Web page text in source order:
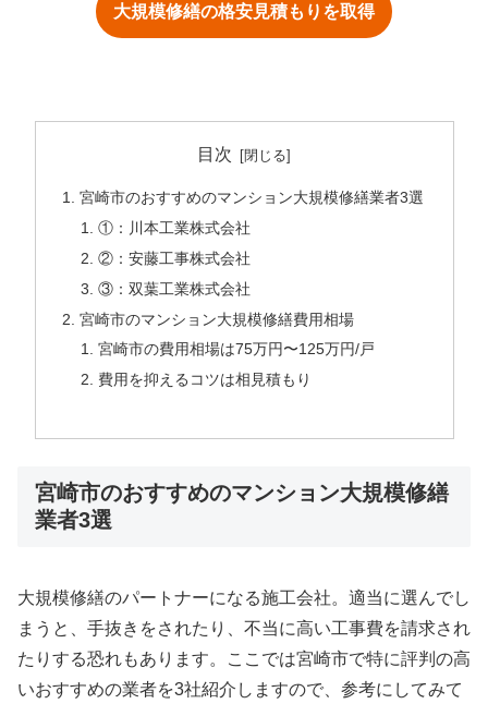
大規模修繕の格安見積もりを取得
目次
宮崎市のおすすめのマンション大規模修繕業者3選
①：川本工業株式会社
②：安藤工事株式会社
③：双葉工業株式会社
宮崎市のマンション大規模修繕費用相場
宮崎市の費用相場は75万円〜125万円/戸
費用を抑えるコツは相見積もり
宮崎市のおすすめのマンション大規模修繕
業者3選
大規模修繕のパートナーになる施工会社。適当に選んでし
まうと、手抜きをされたり、不当に高い工事費を請求され
たりする恐れもあります。ここでは宮崎市で特に評判の高
いおすすめの業者を3社紹介しますので、参考にしてみて